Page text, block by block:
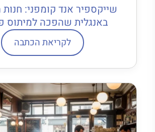
שייקספיר אנד קומפני:
באנגלית שהפכה למיתוס
לקריאת הכתבה